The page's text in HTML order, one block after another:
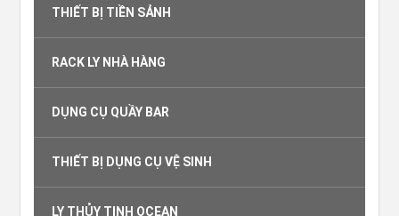
THIẾT BỊ TIỀN SẢNH
RACK LY NHÀ HÀNG
DỤNG CỤ QUẦY BAR
THIẾT BỊ DỤNG CỤ VỆ SINH
LY THỦY TINH OCEAN